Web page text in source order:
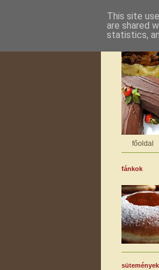
főoldal
fánkok
sütemények
This site
are shared
statistics,